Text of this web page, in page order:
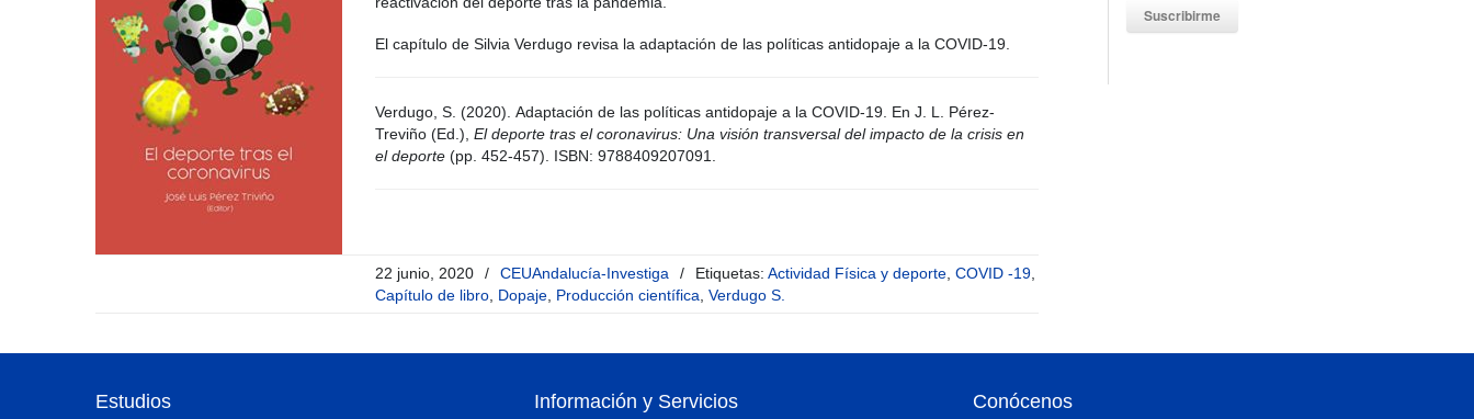
El capítulo de Silvia Verdugo revisa la adaptación de las políticas antidopaje a la COVID-19.
Verdugo, S. (2020). Adaptación de las políticas antidopaje a la COVID-19. En J. L. Pérez-
Treviño (Ed.), El deporte tras el coronavirus: Una visión transversal del impacto de la crisis en
el deporte (pp. 452-457). ISBN: 9788409207091.
22 junio, 2020 / CEUAndalucía-Investiga / Etiquetas: Actividad Física y deporte COVID -19
Capítulo de libro Dopaje Producción científica Verdugo S.
Suscribirme
Estudios Información y Servicios Conócenos